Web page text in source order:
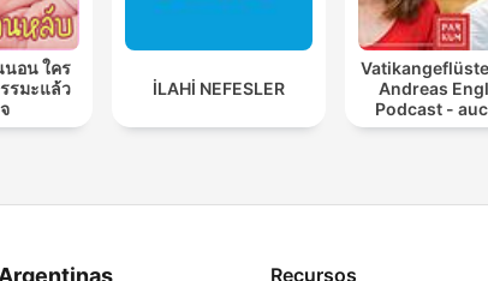
นอน ใคร
รมะแล้ว
İLAHİ NEFESLER
Andreas
Podcast -
Recursos